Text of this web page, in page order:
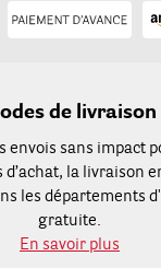
de livraison
envois sans impact
d’achat, la livraison
les départements
gratuite.
En savoir plus